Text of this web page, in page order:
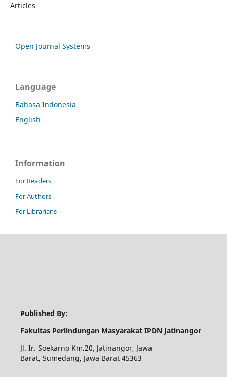
Articles
Open Journal Systems
Language
Bahasa Indonesia
English
Information
For Readers
For Authors
For Librarians
Published By:
Fakultas Perlindungan Masyarakat IPDN Jatinangor
Jl. Ir. Soekarno Km.20, Jatinangor, Jawa
Barat, Sumedang, Jawa Barat 45363